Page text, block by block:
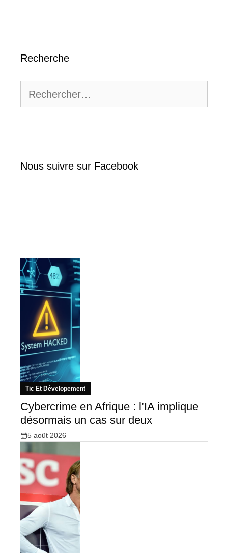
Recherche
Nous suivre sur Facebook
Tic Et Dévelopement
Cybercrime en Afrique : l’IA implique
désormais un cas sur deux
5 août 2026